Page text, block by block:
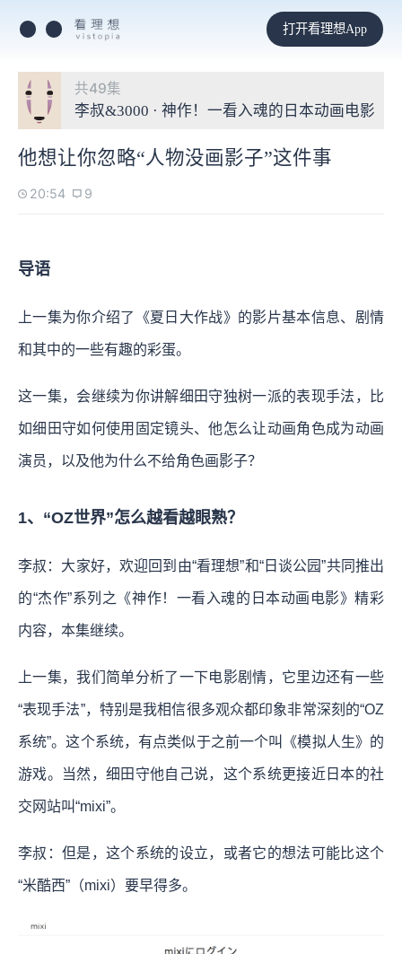
打开看理想App
共49集
李叔&3000 · 神作！一看入魂的日本动画电影
他想让你忽略“人物没画影子”这件事
20:54 9
导语
上一集为你介绍了《夏日大作战》的影片基本信息、剧情
和其中的一些有趣的彩蛋。
这一集，会继续为你讲解细田守独树一派的表现手法，比
如细田守如何使用固定镜头、他怎么让动画角色成为动画
演员，以及他为什么不给角色画影子？
1、“OZ世界”怎么越看越眼熟？
李叔：大家好，欢迎回到由“看理想”和“日谈公园”共同推出
的“杰作”系列之《神作！一看入魂的日本动画电影》精彩
内容，本集继续。
上一集，我们简单分析了一下电影剧情，它里边还有一些
“表现手法”，特别是我相信很多观众都印象非常深刻的“OZ
系统”。这个系统，有点类似于之前一个叫《模拟人生》的
游戏。当然，细田守他自己说，这个系统更接近日本的社
交网站叫“mixi”。
李叔：但是，这个系统的设立，或者它的想法可能比这个
“米酷西”（mixi）要早得多。